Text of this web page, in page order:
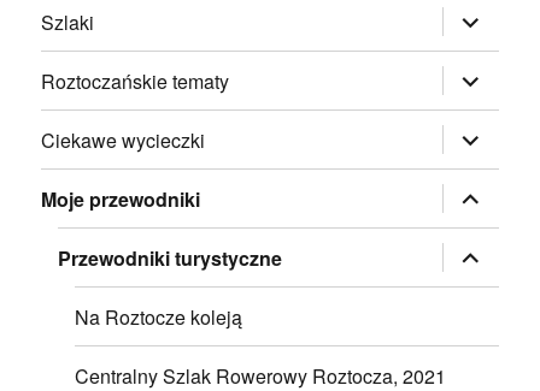
Szlaki rozwiń
menu
potomne
Roztoczańskie tematy
rozwiń
menu
potomne
Ciekawe wycieczki
rozwiń
menu
potomne
Moje przewodniki
rozwiń
menu
potomne
Przewodniki turystyczne
rozwiń
menu
potomne
Na Roztocze koleją
Centralny Szlak Rowerowy Roztocza, 2021